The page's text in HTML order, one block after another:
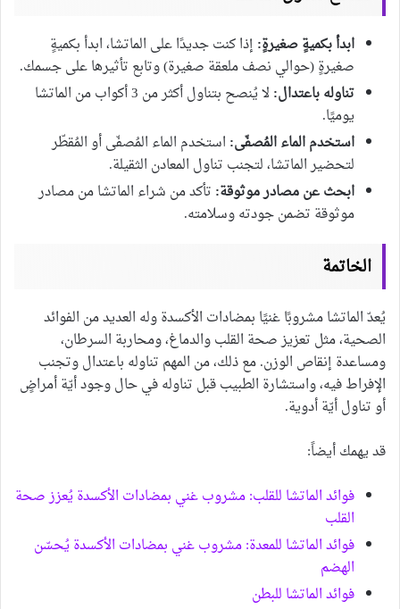
ابدأ بكميةٍ صغيرةٍ: إذا كنت جديدًا على الماتشا، ابدأ بكميةٍ
صغيرةٍ (حوالي نصف ملعقة صغيرة) وتابع تأثيرها على جسمك.
تناوله باعتدال:
لا يُنصح بتناول أكثر من 3 أكواب من الماتشا
يوميًا.
استخدم الماء المُصفّى: استخدم الماء المُصفّى أو المُقطّر
لتحضير الماتشا، لتجنب تناول المعادن الثقيلة.
ابحث عن مصادر موثوقة: تأكد من شراء الماتشا من مصادر
موثوقة تضمن جودته وسلامته.
الخاتمة
يُعدّ الماتشا مشروبًا غنيًا بمضادات الأكسدة وله العديد من الفوائد
الصحية، مثل تعزيز صحة القلب والدماغ، ومحاربة السرطان،
ومساعدة إنقاص الوزن. مع ذلك، من المهم تناوله باعتدال وتجنب
الإفراط فيه، واستشارة الطبيب قبل تناوله في حال وجود أيّة أمراضٍ
أو تناول أيّة أدوية.
قد يهمك أيضاً:
فوائد الماتشا للقلب: مشروب غني بمضادات الأكسدة يُعزز صحة
القلب
فوائد الماتشا للمعدة: مشروب غني بمضادات الأكسدة يُحسّن
الهضم
فوائد الماتشا للبطن